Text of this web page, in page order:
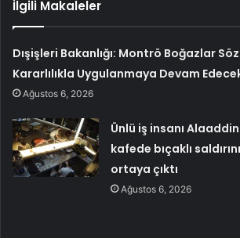
İlgili Makaleler
Dışişleri Bakanlığı: Montrö Boğazlar
Kararlılıkla Uygulanmaya Devam
Ağustos 6, 2026
Ünlü iş insanı
kafede bıçaklı
ortaya çıktı
Ağustos 6, 2026